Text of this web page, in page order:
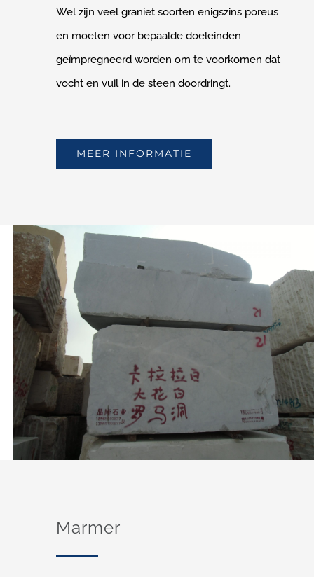
Wel zijn veel graniet soorten enigszins poreus
en moeten voor bepaalde doeleinden
geïmpregneerd worden om te voorkomen dat
vocht en vuil in de steen doordringt.
MEER INFORMATIE
Marmer